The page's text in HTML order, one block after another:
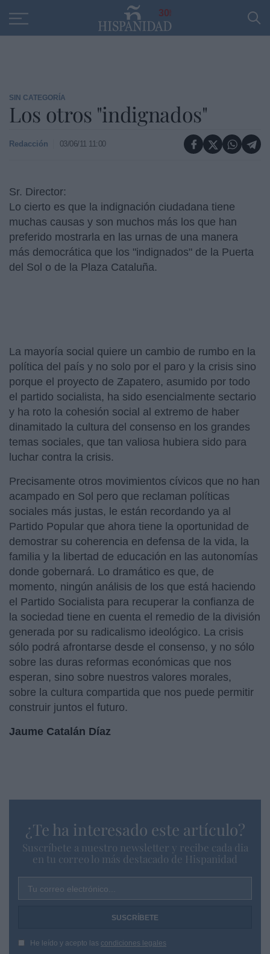
30
SIN CATEGORÍA
Los otros "indignados"
Redacción 03/06/11 11:00
Sr. Director:
Lo cierto es que la indignación ciudadana tiene
muchas causas y son muchos más los que han
preferido mostrarla en las urnas de una manera
más democrática que los "indignados" de la Puerta
del Sol o de la Plaza Cataluña.
La mayoría social quiere un cambio de rumbo en la
política del país y no solo por el paro y la crisis sino
porque el proyecto de Zapatero, asumido por todo
el partido socialista, ha sido esencialmente sectario
y ha roto la cohesión social al extremo de haber
dinamitado la cultura del consenso en los grandes
temas sociales, que tan valiosa hubiera sido para
luchar contra la crisis.
Precisamente otros movimientos cívicos que no han
acampado en Sol pero que reclaman políticas
sociales más justas, le están recordando ya al
Partido Popular que ahora tiene la oportunidad de
demostrar su coherencia en defensa de la vida, la
familia y la libertad de educación en las autonomías
donde gobernará. Lo dramático es que, de
momento, ningún análisis de los que está haciendo
el Partido Socialista para recuperar la confianza de
la sociedad tiene en cuenta el remedio de la división
generada por su radicalismo ideológico. La crisis
sólo podrá afrontarse desde el consenso, y no sólo
sobre las duras reformas económicas que nos
esperan, sino sobre nuestros valores morales,
sobre la cultura compartida que nos puede permitir
construir juntos el futuro.
Jaume Catalán Díaz
¿Te ha interesado este artículo?
Suscríbete a nuestro newsletter y recibe cada dia
en tu correo lo más destacado de Hispanidad
Tu correo electrónico...
He leído y acepto las condiciones legales